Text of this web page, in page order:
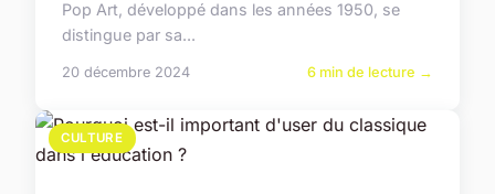
Pop Art, développé dans les années 1950, se
distingue par sa...
20 décembre 2024 6 min de lecture →
CULTURE